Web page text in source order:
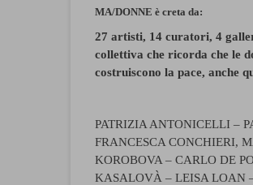
MA/DONNE è creta da:
27 artisti, 14 curatori, 4
collettiva che ricorda che le
costruiscono la pace, anche
PATRIZIA ANTONICELLI –
FRANCESCA CONCHIERI,
KOROBOVA – CARLO DE
KASALOVÀ – LEISA LOAN